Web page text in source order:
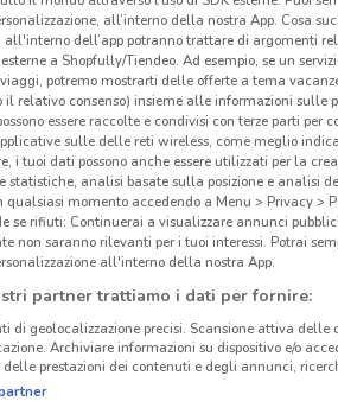
volantini nella tua zona. Riprova
GRUGLIASCO
NICHELINO
all’interno della nostra App. Cosa
all'interno dell’app potranno trattare di argomenti
a Shopfully/Tiendeo. Ad esempio, se un
potremo mostrarti delle offerte a tema
il relativo consenso) insieme alle informazioni
essere raccolte e condivisi con terze parti
sulle delle reti wireless, come meglio
i tuoi dati possono anche essere utilizzati per la
statistiche, analisi basate sulla posizione e analisi
qualsiasi momento accedendo a Menu > Privacy >
se rifiuti: Continuerai a visualizzare annunci
non saranno rilevanti per i tuoi interessi. Potrai
all'interno della nostra App.
partner trattiamo i dati per fornire:
di geolocalizzazione precisi. Scansione attiva
Archiviare informazioni su dispositivo e/o
prestazioni dei contenuti e degli annunci,